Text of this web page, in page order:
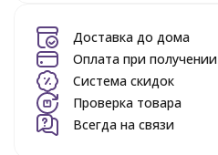
Доставка до дома
Оплата при получении
Система скидок
Проверка товара
Всегда на связи